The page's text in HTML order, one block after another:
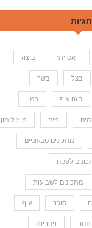
תגיות
אסייתי ביצה
בצל בשר
חזה עוף כמון
מים מיץ לימון
מתכונים טבעוניים
לפסח
מתכונים לשבועות
סוכר עוף
פטריות